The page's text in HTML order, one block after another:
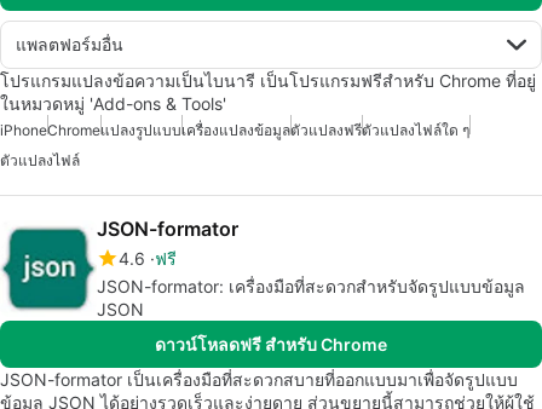
แพลตฟอร์มอื่น
โปรแกรมแปลงข้อความเป็นไบนารี เป็นโปรแกรมฟรีสำหรับ Chrome ที่อยู่
ในหมวดหมู่ 'Add-ons & Tools'
iPhoneChromeแปลงรูปแบบเครื่องแปลงข้อมูลตัวแปลงฟรีตัวแปลงไฟล์ใด ๆ
ตัวแปลงไฟล์
JSON-formator
4.6 ฟรี
JSON-formator: เครื่องมือที่สะดวกสำหรับจัดรูปแบบข้อมูล
JSON
ดาวน์โหลดฟรี สำหรับ Chrome
JSON-formator เป็นเครื่องมือที่สะดวกสบายที่ออกแบบมาเพื่อจัดรูปแบบ
ข้อมูล JSON ได้อย่างรวดเร็วและง่ายดาย ส่วนขยายนี้สามารถช่วยให้ผู้ใช้